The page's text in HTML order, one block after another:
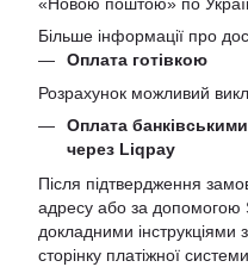
Більше інформації про
Оплата готівкою
Розрахунок можливий
Оплата
через Liqpay
Після підтвердження
адресу або за допомогою
докладними інструкціями
сторінку платіжної